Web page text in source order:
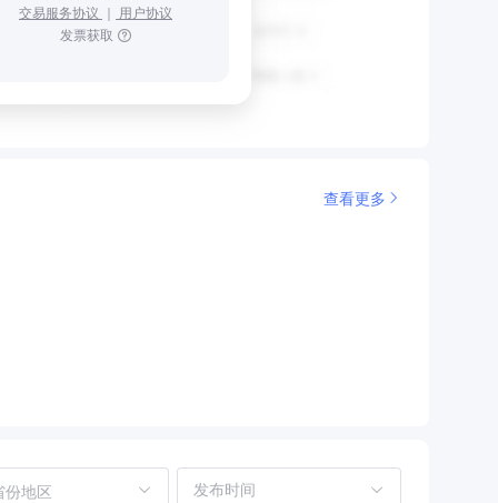
交易服务协议 ｜ 用户协议
发票获取
查看更多
份地区